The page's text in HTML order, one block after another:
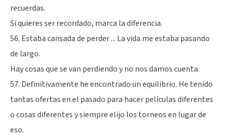
recuerdas.
Si quieres ser recordado, marca la diferencia.
56. Estaba cansada de perder ... La vida me estaba pasando
de largo.
Hay cosas que se van perdiendo y no nos damos cuenta.
57. Definitivamente he encontrado un equilibrio. He tenido
tantas ofertas en el pasado para hacer películas diferentes
o cosas diferentes y siempre elijo los torneos en lugar de
eso.